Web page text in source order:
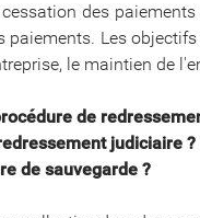
des
Les
le maintien de
de
judiciaire ?
de sauvegarde ?